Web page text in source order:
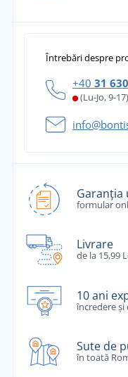
Întrebări despre
+40 31
(Lu-Jo, 9-17)
Garanția
formular
Livrare
de la 15,99
10 ani
încredere și
Sute de
în toată